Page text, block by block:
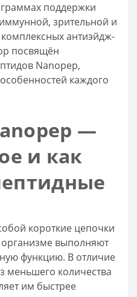
поддержки
зрительной и
комплексных антиэйдж-
посвящён
Nanopep,
каждого
—
и как
короткие цепочки
выполняют
функцию. В отличие
меньшего количества
им быстрее